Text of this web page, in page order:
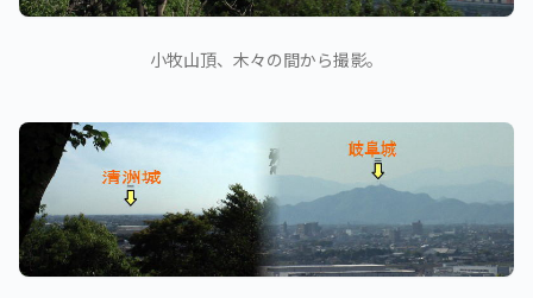
小牧山頂、木々の間から撮影。